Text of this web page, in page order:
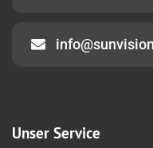
Unser Service